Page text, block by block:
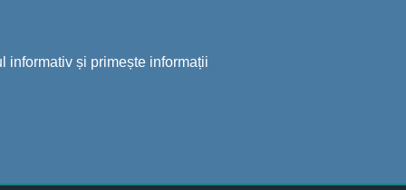
informativ și primește informații